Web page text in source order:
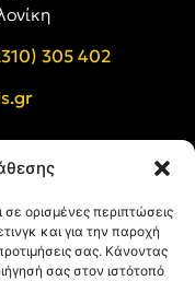
σε ορισμένες περιπτώσεις
και για την παροχή
σας. Κάνοντας
σας στον ιστότοπό
305 402